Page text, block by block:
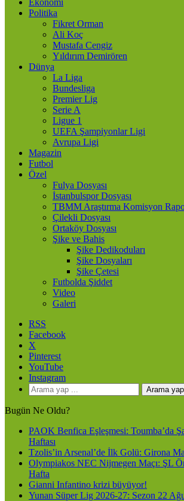
Ekonomi
Politika
Fikret Orman
Ali Koç
Mustafa Cengiz
Yıldırım Demirören
Dünya
La Liga
Bundesliga
Premier Lig
Serie A
Ligue 1
UEFA Şampiyonlar Ligi
Avrupa Ligi
Magazin
Futbol
Özel
Fulya Dosyası
İstanbulspor Dosyası
TBMM Araştırma Komisyon
Çilekli Dosyası
Ortaköy Dosyası
Şike ve Bahis
Şike Dedikoduları
Şike Dosyaları
Şike Çetesi
Futbolda Şiddet
Video
Galeri
RSS
Facebook
X
Pinterest
YouTube
Instagram
Arama
Bugün Ne Oldu?
PAOK Benfica Eşleşmesi: Toumba’da
Haftası
Tzolis’in Arsenal’de İlk Golü: Girona
Olympiakos NEC Nijmegen Maçı: ŞL
Hafta
Gianni Infantino krizi büyüyor!
Yunan Süper Lig 2026-27: Sezon 22